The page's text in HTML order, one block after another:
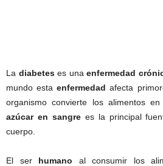
La diabeteses unaenfermedad
mundo estaenfermedad afecta
organismo convierte los alimentos
azúcar en sangrees la principal
cuerpo.
El ser humano al consumir los